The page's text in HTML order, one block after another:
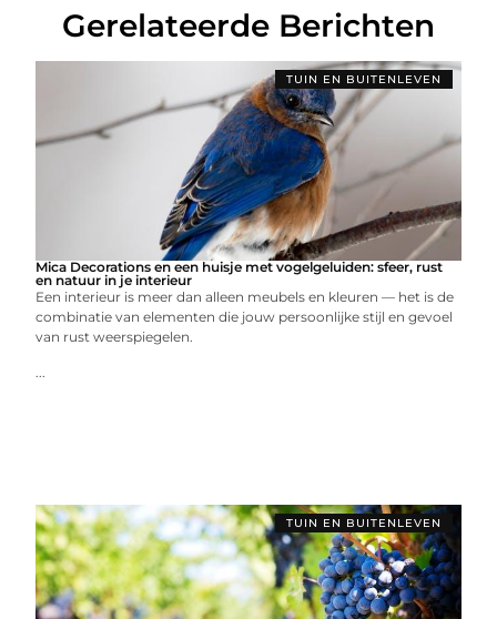
Gerelateerde Berichten
TUIN EN BUITENLEVEN
Mica Decorations en een huisje met vogelgeluiden: sfeer, rust
en natuur in je interieur
Een interieur is meer dan alleen meubels en kleuren — het is de
combinatie van elementen die jouw persoonlijke stijl en gevoel
van rust weerspiegelen.
...
TUIN EN BUITENLEVEN